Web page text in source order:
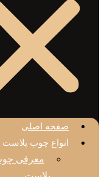
اصلی
چوب پلاست
معرفی چوب